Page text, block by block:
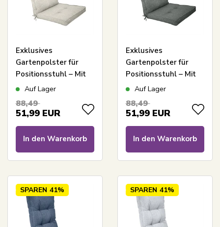
Exklusives
Gartenpolster für
Positionsstuhl – Mit
hoher Rückenlehne –
weiches Polster –
Auf Lager
88,49
51,99 EUR
In den Warenkorb
Exklusives
Gartenpolster für
Positionsstuhl – Mit
hoher Rückenlehne –
weiches Polster –
Auf Lager
88,49
51,99 EUR
In den Warenkorb
SPAREN 41% SPAREN 41%